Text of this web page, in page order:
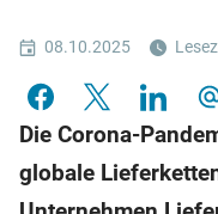
08.10.2025
Die Corona-
globale